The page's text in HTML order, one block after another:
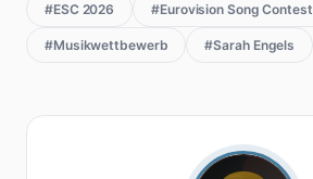
#ESC 2026 #Eurovision Song Contest
#Musikwettbewerb #Sarah Engels